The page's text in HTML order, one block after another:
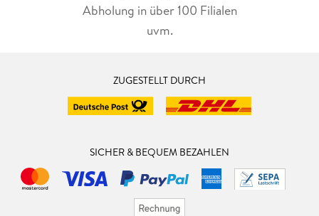
Abholung in über 100 Filialen
uvm.
ZUGESTELLT DURCH
SICHER & BEQUEM BEZAHLEN